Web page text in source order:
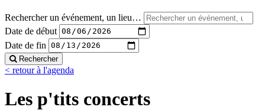
Rechercher un événement, un lieu…
Date de début
Date de fin
Rechercher
< retour à l'agenda
Les p'tits concerts